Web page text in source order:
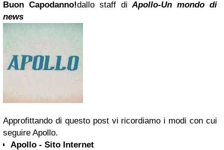
Buon Capodanno!dallo staff diApollo-Un mondo di
news
Approfittando di questo post vi ricordiamo i modi con cui
seguire Apollo.
Apollo - Sito Internet